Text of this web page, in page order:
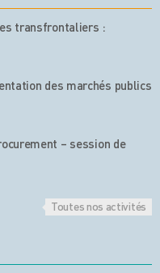
transfrontaliers :
des marchés publics
– session de
Toutes nos activités